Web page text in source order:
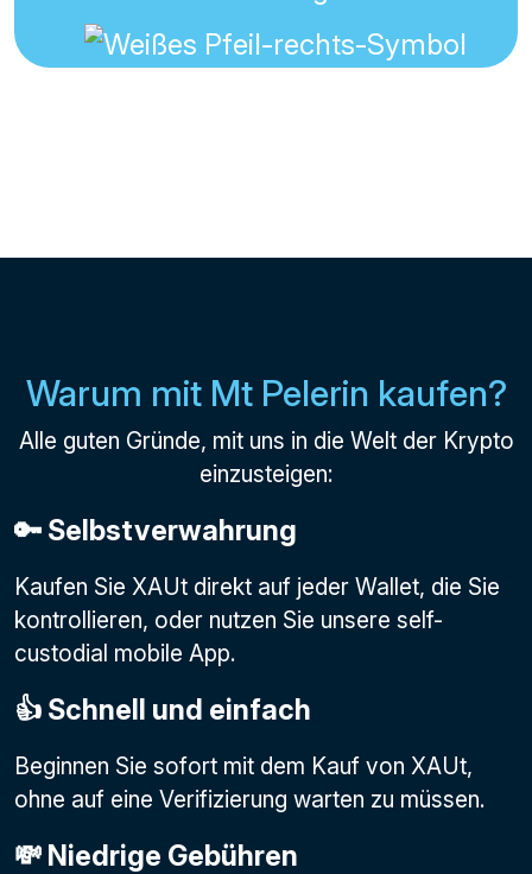
Warum mit Mt Pelerin kaufen?
Alle guten Gründe, mit uns in die Welt der Krypto
einzusteigen:
🔑 Selbstverwahrung
Kaufen Sie XAUt direkt auf jeder Wallet, die Sie
kontrollieren, oder nutzen Sie unsere self-
custodial mobile App.
👍 Schnell und einfach
Beginnen Sie sofort mit dem Kauf von XAUt,
ohne auf eine Verifizierung warten zu müssen.
💸 Niedrige Gebühren